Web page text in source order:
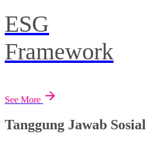
ESG
Framework
See More
Tanggung Jawab Sosial